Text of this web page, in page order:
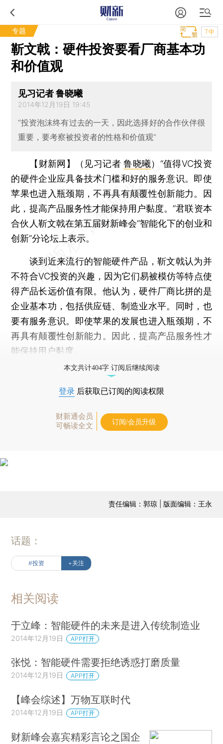
专题 T中
靳文戟：硬件投资要看厂商基本功
和价值观
见习记者 鲁晓曦
2014年12月19日 19:45
“投资泡沫终有过去的一天，因此选择好的合作伙伴很
重要，要考察被投资者的性格和价值观”
【财新网】（见习记者鲁晓曦） “值得VC投资
的硬件企业应具备技术门槛和好的服务意识。即使
苹果也进入瓶颈期，不再具有颠覆性创新能力。因
此，提高产品服务性才能保持用户黏度。”君联资本
合伙人靳文戟在第五届财新峰会“智能化下的创业和
创新”分论坛上表示。
谈到近来流行的智能硬件产品，靳文戟认为并
不符合VC投资的兴趣，因为它们易被模仿等特点使
得产品长远价值有限。他认为，硬件厂商比拼的是
企业基本功，包括供应链、制造业水平。同时，也
要有服务意识。即使苹果的发展也进入瓶颈期，不
再具有颠覆性创新能力。因此，提高产品服务性才
能保持用户黏度。
本文共计404字 订阅后继续阅读
登录 后获取已订阅的阅读权限
财新通会员
可畅读全文
订阅/会员升级
责任编辑：郭琼 | 版面编辑：王永
话题：
#投资 +关注
相关阅读
于立峰：智能硬件的未来是进入传统制造业
2014年12月19日 APP打开
张悦：智能硬件需要拒绝诱惑打磨质量
2014年12月19日 APP打开
【峰会综述】万物互联时代
2014年12月19日 APP打开
财新峰会嘉宾精彩言论之国企